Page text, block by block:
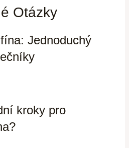
Otázky
Jednoduchý
kroky pro